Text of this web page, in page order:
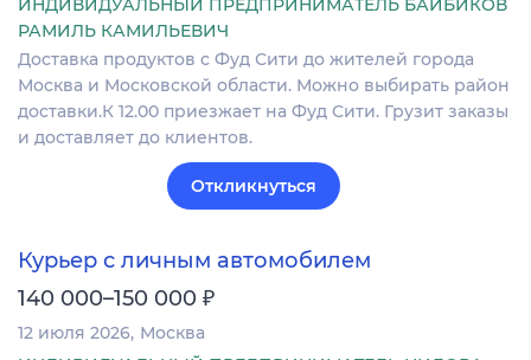
ИНДИВИДУАЛЬНЫЙ ПРЕДПРИНИМАТЕЛЬ БАЙБИКОВ
РАМИЛЬ КАМИЛЬЕВИЧ
Доставка продуктов с Фуд Сити до жителей города
Москва и Московской области. Можно выбирать район
доставки.К 12.00 приезжает на Фуд Сити. Грузит заказы
и доставляет до клиентов.
Откликнуться
Курьер с личным автомобилем
140 000–150 000 ₽
12 июля 2026 Москва